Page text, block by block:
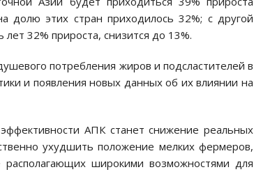
долю этих стран приходилось 32%; с другой
32% прироста, снизится до 13%.
потребления жиров и подсластителей в
и появления новых данных об их влиянии на
АПК станет снижение реальных
ухудшить положение мелких фермеров,
широкими возможностями для